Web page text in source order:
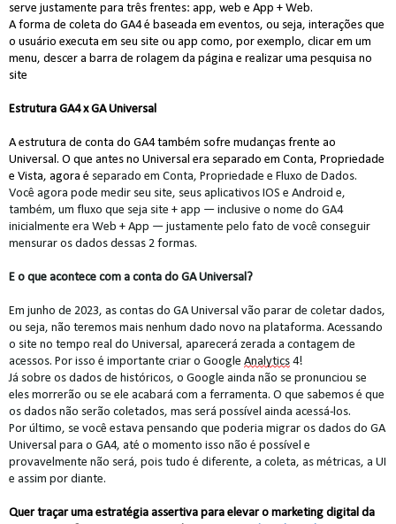
serve justamente para três frentes: app, web e App + Web.
A forma de coleta do GA4 é baseada em eventos, ou seja, interações que
o usuário executa em seu site ou app como, por exemplo, clicar em um
menu, descer a barra de rolagem da página e realizar uma pesquisa no
site
Estrutura GA4 x GA Universal
A estrutura de conta do GA4 também sofre mudanças frente ao
Universal. O que antes no Universal era separado em Conta, Propriedade
e Vista, agora é separado em Conta, Propriedade e Fluxo de Dados.
Você agora pode medir seu site, seus aplicativos IOS e Android e,
também, um fluxo que seja site + app — inclusive o nome do GA4
inicialmente era Web + App — justamente pelo fato de você conseguir
mensurar os dados dessas 2 formas.
E o que acontece com a conta do GA Universal?
Em junho de 2023, as contas do GA Universal vão parar de coletar dados,
ou seja, não teremos mais nenhum dado novo na plataforma. Acessando
o site no tempo real do Universal, aparecerá zerada a contagem de
acessos. Por isso é importante criar o Google Analytics 4!
Já sobre os dados de históricos, o Google ainda não se pronunciou se
eles morrerão ou se ele acabará com a ferramenta. O que sabemos é que
os dados não serão coletados, mas será possível ainda acessá-los.
Por último, se você estava pensando que poderia migrar os dados do GA
provavelmente não será, pois tudo é diferente, a coleta, as métricas, a UI
e assim por diante.
Quer traçar uma estratégia assertiva para elevar o marketing digital da